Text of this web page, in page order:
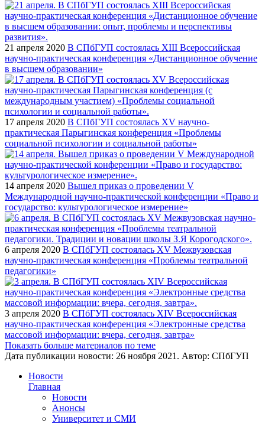
21 апреля 2020 В СПбГУП состоялась XIII Всероссийская
научно-практическая конференция «Дистанционное обучение
в высшем образовании»
17 апреля 2020 В СПбГУП состоялась XV научно-
практическая Парыгинская конференция «Проблемы
социальной психологии и социальной работы»
14 апреля 2020 Вышел приказ о проведении V
Международной научно-практической конференции «Право и
государство: культурологическое измерение»
6 апреля 2020 В СПбГУП состоялась XV Межвузовская
научно-практическая конференция «Проблемы театральной
педагогики»
3 апреля 2020 В СПбГУП состоялась XIV Всероссийская
научно-практическая конференция «Электронные средства
массовой информации: вчера, сегодня, завтра»
Показать больше материалов по теме
Дата публикации новости: 26 ноября 2021 . Автор: СПбГУП
Новости
Главная
Новости
Анонсы
Университет и СМИ